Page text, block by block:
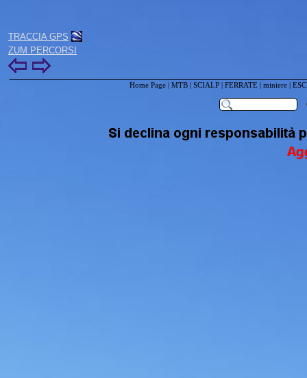
TRACCIA GPS
ZUM PERCORSI
Home Page |MTB |SCIALP |FERRATE |miniere |